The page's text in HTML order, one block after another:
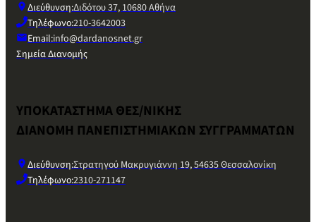
Διεύθυνση:Διδότου 37, 10680 Αθήνα
Τηλέφωνο:210-3642003
Email:info@dardanosnet.gr
Σημεία Διανομής
ΥΠΟΚΑΤΑΣΤΗΜΑ ΘΕΣ/ΝΙΚΗΣ
ΔΙΑΝΟΜΗ ΠΑΝΕΠΙΣΤΗΜΙΑΚΩΝ ΣΥΓΓΡΑΜΜΑΤΩΝ
Διεύθυνση:Στρατηγού Μακρυγιάννη 19, 54635 Θεσσαλονίκη
Τηλέφωνο:2310-271147